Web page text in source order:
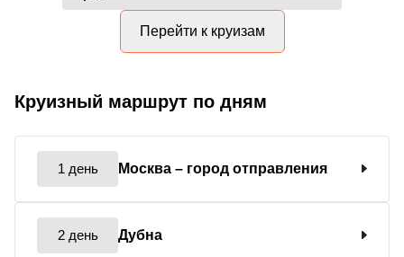
Перейти к круизам
Круизный маршрут по дням
1 день Москва – город отправления
2 день Дубна